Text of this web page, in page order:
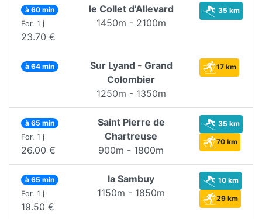
à 60 min
For. 1 j
23.70 €
le Collet d'Allevard
1450m - 2100m
35 km
à 64 min
Sur Lyand - Grand
Colombier
1250m - 1350m
17 km
à 65 min
For. 1 j
26.00 €
Saint Pierre de
Chartreuse
900m - 1800m
35 km
70 km
à 65 min
For. 1 j
19.50 €
la Sambuy
1150m - 1850m
10 km
29 km